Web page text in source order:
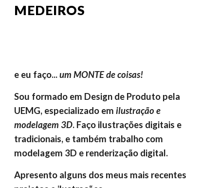
MEDEIROS
e eu faço...um MONTE de coisas!
Sou formado em Design de Produto pela
UEMG, especializado emilustração e
modelagem 3D. Faço ilustrações digitais e
tradicionais, e também trabalho com
modelagem 3D e renderização digital.
Apresento alguns dos meus mais recentes